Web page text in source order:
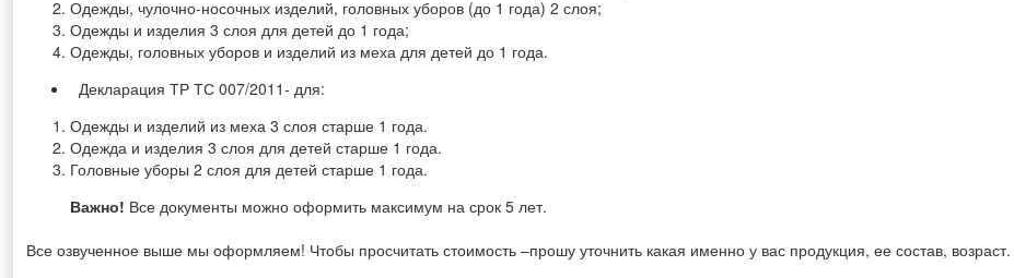
Одежды, чулочно-носочных изделий, головных уборов (до 1 года) 2 слоя;
Одежды и изделия 3 слоя для детей до 1 года;
Одежды, головных уборов и изделий из меха для детей до 1 года.
Декларация ТР ТС 007/2011- для:
Одежды и изделий из меха 3 слоя старше 1 года.
Одежда и изделия 3 слоя для детей старше 1 года.
Головные уборы 2 слоя для детей старше 1 года.
Важно! Все документы можно оформить максимум на срок 5 лет.
Все озвученное выше мы оформляем! Чтобы просчитать стоимость –прошу уточнить какая именно у вас продукция, ее состав, возраст.